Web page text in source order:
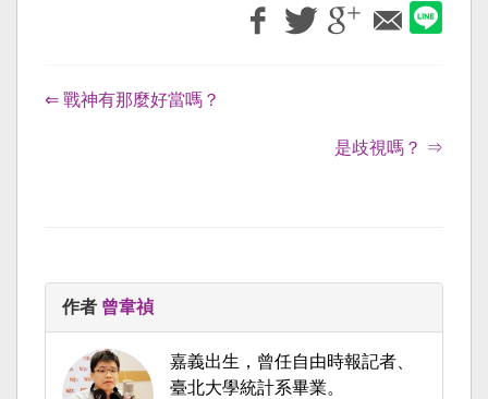
⇐ 戰神有那麼好當嗎？
是歧視嗎？ ⇒
作者 曾韋禎
嘉義出生，曾任自由時報記者、
臺北大學統計系畢業。